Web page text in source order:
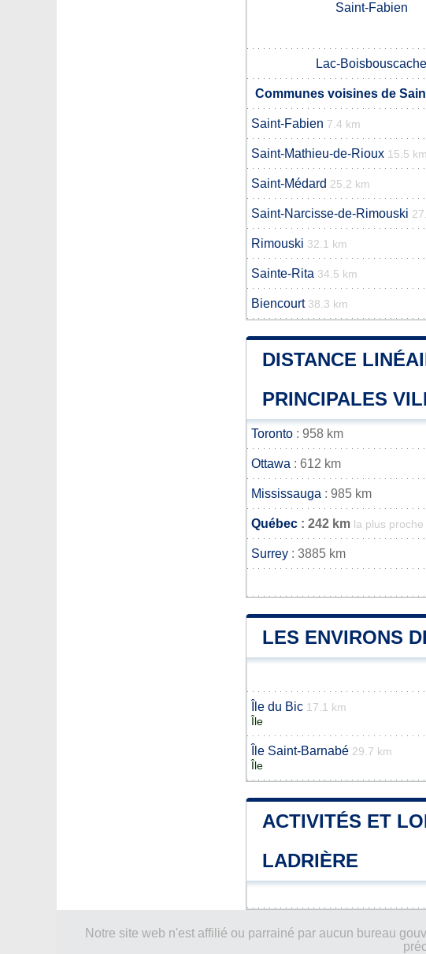
Saint-Fabien
Lac-Boisbouscache
Communes voisines de
Saint-Fabien 7.4 km
Saint-Mathieu-de-Rioux 15.5 km
Saint-Médard 25.2 km
Saint-Narcisse-de-Rimouski
Rimouski 32.1 km
Sainte-Rita 34.5 km
Biencourt 38.3 km
DISTANCE
PRINCIPALES
Toronto : 958 km
Ottawa : 612 km
Mississauga : 985 km
Québec : 242 km la plus proche
Surrey : 3885 km
LES ENVIRONS
Île du Bic 17.1 km
Île
Île Saint-Barnabé 29.7 km
Île
ACTIVITÉS ET
LADRIÈRE
Notre site web n'est affilié ou parrainé par aucun bureau